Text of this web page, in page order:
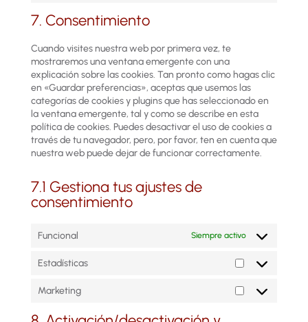
7. Consentimiento
Cuando visites nuestra web por primera vez, te
mostraremos una ventana emergente con una
explicación sobre las cookies. Tan pronto como hagas clic
en «Guardar preferencias», aceptas que usemos las
categorías de cookies y plugins que has seleccionado en
la ventana emergente, tal y como se describe en esta
política de cookies. Puedes desactivar el uso de cookies a
través de tu navegador, pero, por favor, ten en cuenta que
nuestra web puede dejar de funcionar correctamente.
7.1 Gestiona tus ajustes de
consentimiento
Funcional Siempre activo
Estadísticas
Estadísticas
Marketing
Marketing